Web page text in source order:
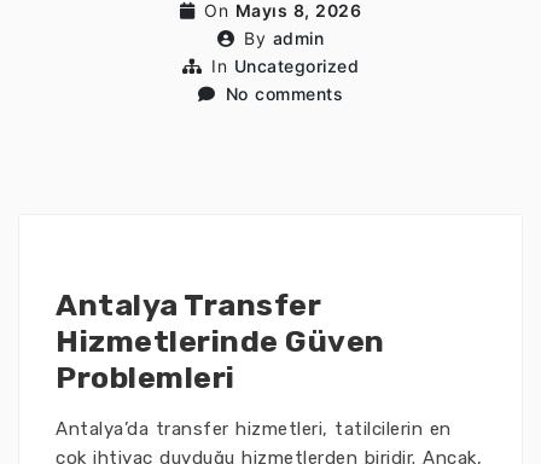
On Mayıs 8, 2026
By admin
In Uncategorized
No comments
Antalya Transfer
Hizmetlerinde Güven
Problemleri
Antalya’da transfer hizmetleri, tatilcilerin en
çok ihtiyaç duyduğu hizmetlerden biridir. Ancak,